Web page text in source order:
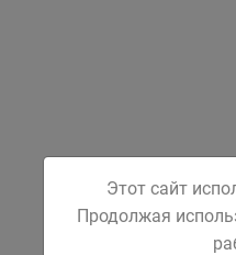
Этот сайт
Продолжая